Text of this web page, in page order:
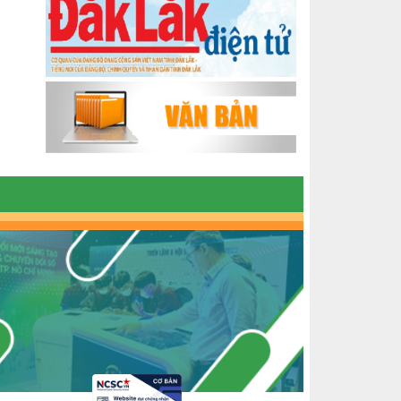
PẮC
KHỞI NGHIỆP VỚI MÔ HÌNH NUÔI ỐC
NHỒI
NHÌN LẠI HOẠT ĐỘNG KHỞI NGHIỆP
ĐẮK LẮK GIAI ĐOẠN 2018-2020